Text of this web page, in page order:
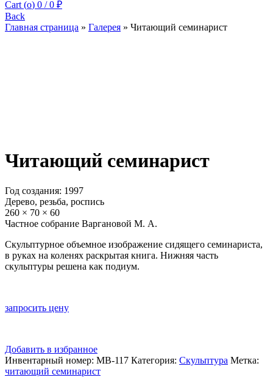
Cart (o) 0 / 0 ₽
Back
Главная страница » Галерея » Читающий семинарист
Читающий семинарист
Год создания: 1997
Дерево, резьба, роспись
260 × 70 × 60
Частное собрание Варгановой М. А.
Скульптурное объемное изображение сидящего семинариста,
в руках на коленях раскрытая книга. Нижняя часть
скульптуры решена как подиум.
запросить цену
Добавить в избранное
Инвентарный номер: МВ-117 Категория: Скульптура Метка:
читающий семинарист